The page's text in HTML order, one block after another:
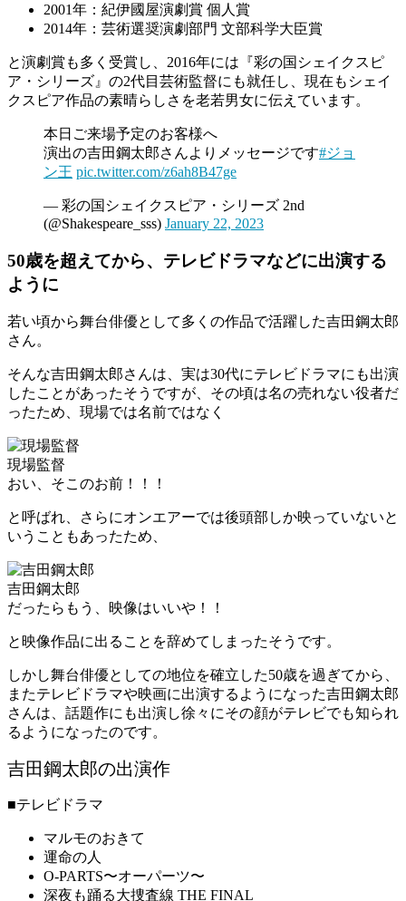
2001年：紀伊國屋演劇賞 個人賞
2014年：芸術選奨演劇部門 文部科学大臣賞
と演劇賞も多く受賞し、2016年には『彩の国シェイクスピ
ア・シリーズ』の2代目芸術監督にも就任し、現在もシェイ
クスピア作品の素晴らしさを老若男女に伝えています。
本日ご来場予定のお客様へ
演出の吉田鋼太郎さんよりメッセージです#ジョ
ン王 pic.twitter.com/z6ah8B47ge
— 彩の国シェイクスピア・シリーズ 2nd
(@Shakespeare_sss) January 22, 2023
50歳を超えてから、テレビドラマなどに出演する
ように
若い頃から舞台俳優として多くの作品で活躍した吉田鋼太郎
さん。
そんな吉田鋼太郎さんは、実は30代にテレビドラマにも出演
したことがあったそうですが、その頃は名の売れない役者だ
ったため、現場では名前ではなく
現場監督
おい、そこのお前！！！
と呼ばれ、さらにオンエアーでは後頭部しか映っていないと
いうこともあったため、
吉田鋼太郎
だったらもう、映像はいいや！！
と映像作品に出ることを辞めてしまったそうです。
しかし舞台俳優としての地位を確立した50歳を過ぎてから、
またテレビドラマや映画に出演するようになった吉田鋼太郎
さんは、話題作にも出演し徐々にその顔がテレビでも知られ
るようになったのです。
吉田鋼太郎の出演作
■テレビドラマ
マルモのおきて
運命の人
O-PARTS〜オーパーツ〜
深夜も踊る大捜査線 THE FINAL